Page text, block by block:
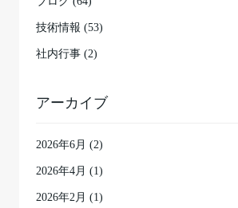
技術情報 (53)
社内行事 (2)
アーカイブ
2026年6月 (2)
2026年4月 (1)
2026年2月 (1)